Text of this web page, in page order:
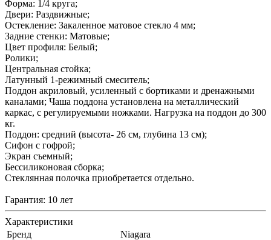
Форма: 1/4 круга;
Двери: Раздвижные;
Остекление: Закаленное матовое стекло 4 мм;
Задние стенки: Матовые;
Цвет профиля: Белый;
Ролики;
Центральная стойка;
Латунный 1-режимный смеситель;
Поддон акриловый, усиленный с бортиками и дренажными
каналами; Чаша поддона установлена на металлический
каркас, с регулируемыми ножками. Нагрузка на поддон до 300
кг.
Поддон: средний (высота- 26 см, глубина 13 см);
Сифон с гофрой;
Экран съемный;
Бессиликоновая сборка;
Стеклянная полочка приобретается отдельно.
Гарантия: 10 лет
Характеристики
Бренд
Niagara